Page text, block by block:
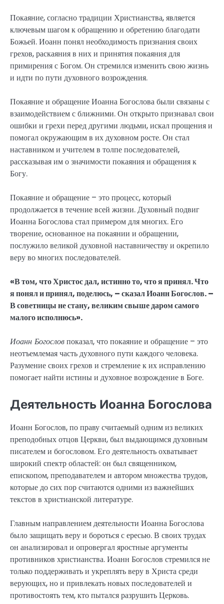
Покаяние, согласно традиции Христианства, является
ключевым шагом к обращению и обретению благодати
Божьей. Иоанн понял необходимость признания своих
грехов, раскаяния в них и принятия покаяния для
примирения с Богом. Он стремился изменить свою жизнь
и идти по пути духовного возрождения.
Покаяние и обращение Иоанна Богослова были связаны с
взаимодействием с ближними. Он открыто признавал свои
ошибки и грехи перед другими людьми, искал прощения и
помогал окружающим в их духовном росте. Он стал
наставником и учителем в толпе последователей,
рассказывая им о значимости покаяния и обращения к
Богу.
Покаяние и обращение – это процесс, который
продолжается в течение всей жизни. Духовный подвиг
Иоанна Богослова стал примером для многих. Его
творение, основанное на покаянии и обращении,
послужило великой духовной наставничеству и окрепило
веру во многих последователей.
«В том, что Христос дал, истинно то, что я принял. Что
я понял и принял, поделюсь, – сказал Иоанн Богослов. –
В советницы не стану, великим свыше даром самого
малого исполнюсь».
Иоанн Богословпоказал, что покаяние и обращение – это
неотъемлемая часть духовного пути каждого человека.
Разумение своих грехов и стремление к их исправлению
помогает найти истины и духовное возрождение в Боге.
Деятельность Иоанна Богослова
Иоанн Богослов, по праву считаемый одним из великих
преподобных отцов Церкви, был выдающимся духовным
писателем и богословом. Его деятельность охватывает
широкий спектр областей: он был священником,
епископом, преподавателем и автором множества трудов,
которые до сих пор считаются одними из важнейших
текстов в христианской литературе.
Главным направлением деятельности Иоанна Богослова
было защищать веру и бороться с ересью. В своих трудах
он анализировал и опровергал яростные аргументы
противников христианства. Иоанн Богослов стремился не
только поддерживать и укреплять веру в Христа среди
верующих, но и привлекать новых последователей и
противостоять тем, кто пытался разрушить Церковь.